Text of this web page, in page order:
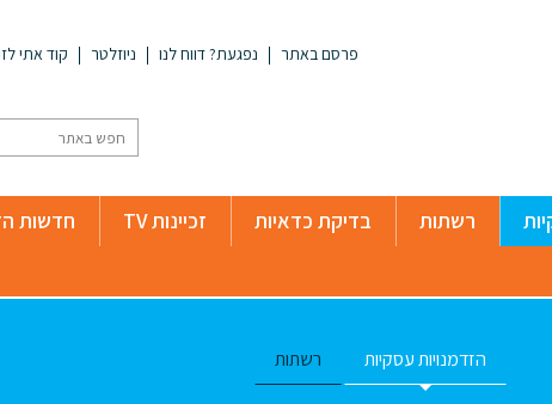
פרסם באתר נפגעת? דווח לנו ניוזלטר קוד אתי
רשתות בדיקת כדאיות זכיינות TV חדשות
הזדמנויות עסקיות רשתות